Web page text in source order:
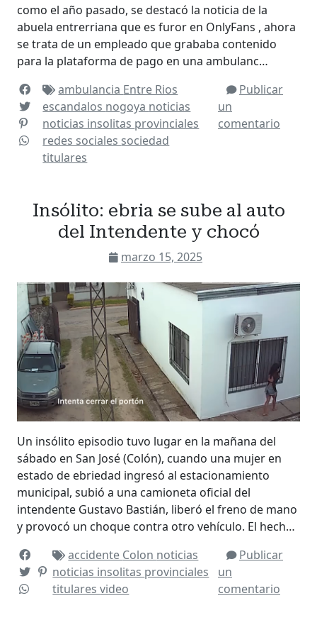
como el año pasado, se destacó la noticia de la
abuela entrerriana que es furor en OnlyFans , ahora
se trata de un empleado que grababa contenido
para la plataforma de pago en una ambulanc…
ambulancia Entre Rios
escandalos nogoya noticias
noticias insolitas provinciales
redes sociales sociedad
titulares
Publicar
un
comentario
Insólito: ebria se sube al auto
del Intendente y chocó
marzo 15, 2025
Un insólito episodio tuvo lugar en la mañana del
sábado en San José (Colón), cuando una mujer en
estado de ebriedad ingresó al estacionamiento
municipal, subió a una camioneta oficial del
intendente Gustavo Bastián, liberó el freno de mano
y provocó un choque contra otro vehículo. El hech…
accidente Colon noticias
noticias insolitas provinciales
titularesvideo
Publicar
un
comentario